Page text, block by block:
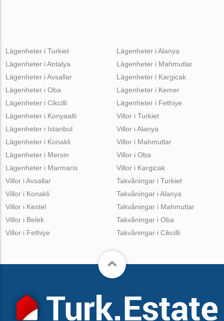
Lägenheter i Turkiet
Lägenheter i Antalya
Lägenheter i Avsallar
Lägenheter i Oba
Lägenheter i Cikcilli
Lägenheter i Alanya
Lägenheter i Mahmutlar
Lägenheter i Kargicak
Lägenheter i Kemer
Lägenheter i Fethiye
Lägenheter i Konyaalti
Lägenheter i Istanbul
Lägenheter i Konakli
Lägenheter i Mersin
Lägenheter i Marmaris
Villor i Turkiet
Villor i Alanya
Villor i Mahmutlar
Villor i Oba
Villor i Kargicak
Villor i Avsallar
Villor i Konakli
Villor i Kestel
Villor i Belek
Villor i Fethiye
Takvåningar i Turkiet
Takvåningar i Alanya
Takvåningar i Mahmutlar
Takvåningar i Oba
Takvåningar i Cikcilli